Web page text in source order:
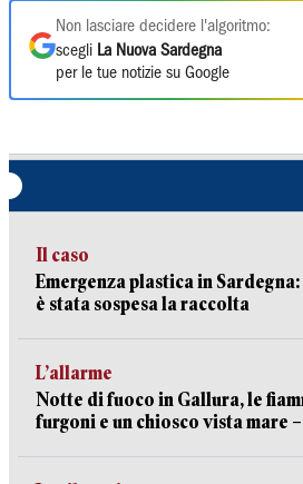
Non lasciare decidere l'algoritmo:
scegli La Nuova Sardegna
per le tue notizie su Google
Il caso
Emergenza plastica in
è stata sospesa la raccolta
L’allarme
Notte di fuoco in Gallura, le
furgoni e un chiosco vista mare